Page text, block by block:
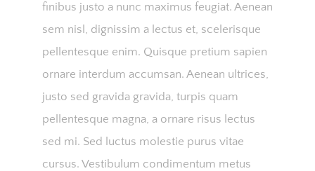
finibus justo a nunc maximus feugiat. Aenean
sem nisl, dignissim a lectus et, scelerisque
pellentesque enim. Quisque pretium sapien
ornare interdum accumsan. Aenean ultrices,
justo sed gravida gravida, turpis quam
pellentesque magna, a ornare risus lectus
sed mi. Sed luctus molestie purus vitae
cursus. Vestibulum condimentum metus